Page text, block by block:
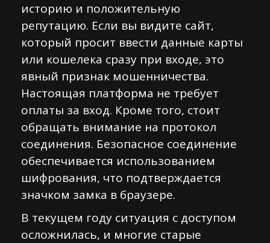
историю и положительную
репутацию. Если вы видите сайт,
который просит ввести данные карты
или кошелека сразу при входе, это
явный признак мошенничества.
Настоящая платформа не требует
оплаты за вход. Кроме того, стоит
обращать внимание на протокол
соединения. Безопасное соединение
обеспечивается использованием
шифрования, что подтверждается
значком замка в браузере.
В текущем году ситуация с доступом
осложнилась, и многие старые